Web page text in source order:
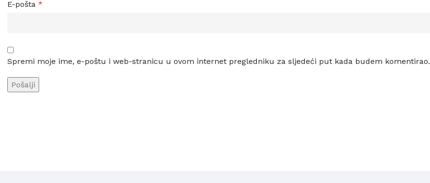
E-pošta *
Spremi moje ime, e-poštu i web-stranicu u ovom internet pregledniku za sljedeći put kada budem komentirao.